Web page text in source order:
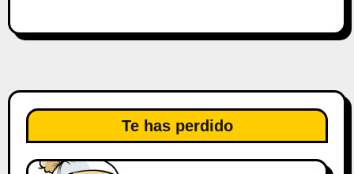
Te has perdido